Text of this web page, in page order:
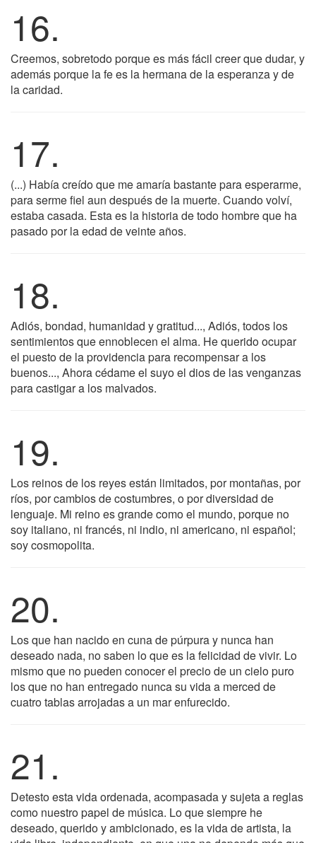
16.
Creemos, sobretodo porque es más fácil creer que dudar, y
además porque la fe es la hermana de la esperanza y de
la caridad.
17.
(...) Había creído que me amaría bastante para esperarme,
para serme fiel aun después de la muerte. Cuando volví,
estaba casada. Esta es la historia de todo hombre que ha
pasado por la edad de veinte años.
18.
Adiós, bondad, humanidad y gratitud..., Adiós, todos los
sentimientos que ennoblecen el alma. He querido ocupar
el puesto de la providencia para recompensar a los
buenos..., Ahora cédame el suyo el dios de las venganzas
para castigar a los malvados.
19.
Los reinos de los reyes están limitados, por montañas, por
ríos, por cambios de costumbres, o por diversidad de
lenguaje. Mi reino es grande como el mundo, porque no
soy italiano, ni francés, ni indio, ni americano, ni español;
soy cosmopolita.
20.
Los que han nacido en cuna de púrpura y nunca han
deseado nada, no saben lo que es la felicidad de vivir. Lo
mismo que no pueden conocer el precio de un cielo puro
los que no han entregado nunca su vida a merced de
cuatro tablas arrojadas a un mar enfurecido.
21.
Detesto esta vida ordenada, acompasada y sujeta a reglas
como nuestro papel de música. Lo que siempre he
deseado, querido y ambicionado, es la vida de artista, la